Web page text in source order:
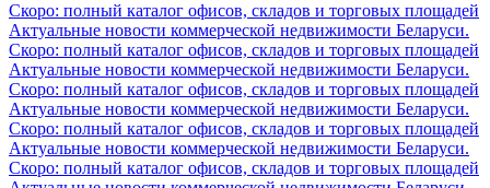
Скоро: полный каталог офисов, складов и торговых площадей
Актуальные новости коммерческой недвижимости Беларуси.
Скоро: полный каталог офисов, складов и торговых площадей
Актуальные новости коммерческой недвижимости Беларуси.
Скоро: полный каталог офисов, складов и торговых площадей
Актуальные новости коммерческой недвижимости Беларуси.
Скоро: полный каталог офисов, складов и торговых площадей
Актуальные новости коммерческой недвижимости Беларуси.
Скоро: полный каталог офисов, складов и торговых площадей